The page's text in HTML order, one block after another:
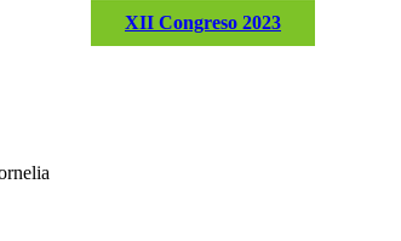
XII Congreso 2023